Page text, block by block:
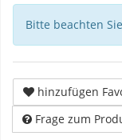
Bitte beachten
hinzufügen
Frage zum